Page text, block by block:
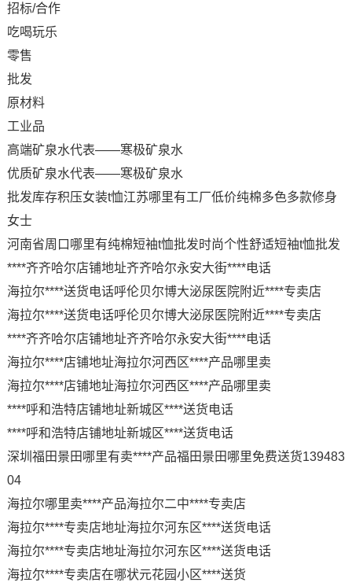
招标/合作
吃喝玩乐
零售
批发
原材料
工业品
高端矿泉水代表——寒极矿泉水
优质矿泉水代表——寒极矿泉水
批发库存积压女装t恤江苏哪里有工厂低价纯棉多色多款修身
女士
河南省周口哪里有纯棉短袖t恤批发时尚个性舒适短袖t恤批发
****齐齐哈尔店铺地址齐齐哈尔永安大街****电话
海拉尔****送货电话呼伦贝尔博大泌尿医院附近****专卖店
海拉尔****送货电话呼伦贝尔博大泌尿医院附近****专卖店
****齐齐哈尔店铺地址齐齐哈尔永安大街****电话
海拉尔****店铺地址海拉尔河西区****产品哪里卖
海拉尔****店铺地址海拉尔河西区****产品哪里卖
****呼和浩特店铺地址新城区****送货电话
****呼和浩特店铺地址新城区****送货电话
深圳福田景田哪里有卖****产品福田景田哪里免费送货139483
04
海拉尔哪里卖****产品海拉尔二中****专卖店
海拉尔****专卖店地址海拉尔河东区****送货电话
海拉尔****专卖店地址海拉尔河东区****送货电话
海拉尔****专卖店在哪状元花园小区****送货